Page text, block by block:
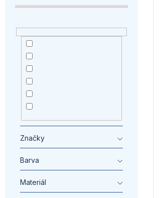
Akce
Novinka
nemazat
Venkovní sezóna
Medailonek -
stare 7
Značky
Barva
Materiál